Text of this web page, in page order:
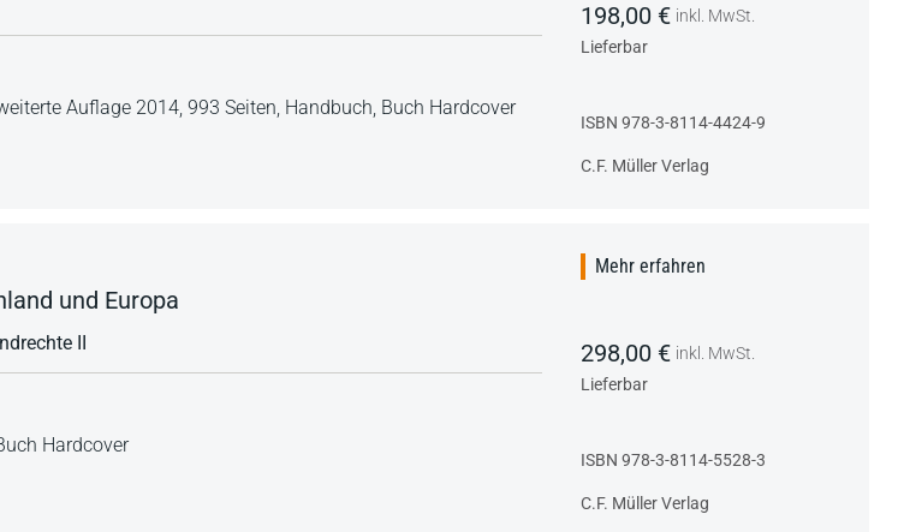
Auflage 2014, 993 Seiten, Handbuch, Buch Hardcover
198,00 € inkl. MwSt.
Lieferbar
ISBN 978-3-8114-4424-9
C.F. Müller Verlag
und Europa
II
Hardcover
Mehr erfahren
298,00 € inkl. MwSt.
Lieferbar
ISBN 978-3-8114-5528-3
C.F. Müller Verlag